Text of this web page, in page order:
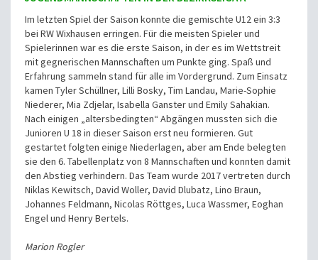
Im letzten Spiel der Saison konnte die gemischte U12 ein 3:3
bei RW Wixhausen erringen. Für die meisten Spieler und
Spielerinnen war es die erste Saison, in der es im Wettstreit
mit gegnerischen Mannschaften um Punkte ging. Spaß und
Erfahrung sammeln stand für alle im Vordergrund. Zum Einsatz
kamen Tyler Schüllner, Lilli Bosky, Tim Landau, Marie-Sophie
Niederer, Mia Zdjelar, Isabella Ganster und Emily Sahakian.
Nach einigen „altersbedingten“ Abgängen mussten sich die
Junioren U 18 in dieser Saison erst neu formieren. Gut
gestartet folgten einige Niederlagen, aber am Ende belegten
sie den 6. Tabellenplatz von 8 Mannschaften und konnten damit
den Abstieg verhindern. Das Team wurde 2017 vertreten durch
Niklas Kewitsch, David Woller, David Dlubatz, Lino Braun,
Johannes Feldmann, Nicolas Röttges, Luca Wassmer, Eoghan
Engel und Henry Bertels.
Marion Rogler